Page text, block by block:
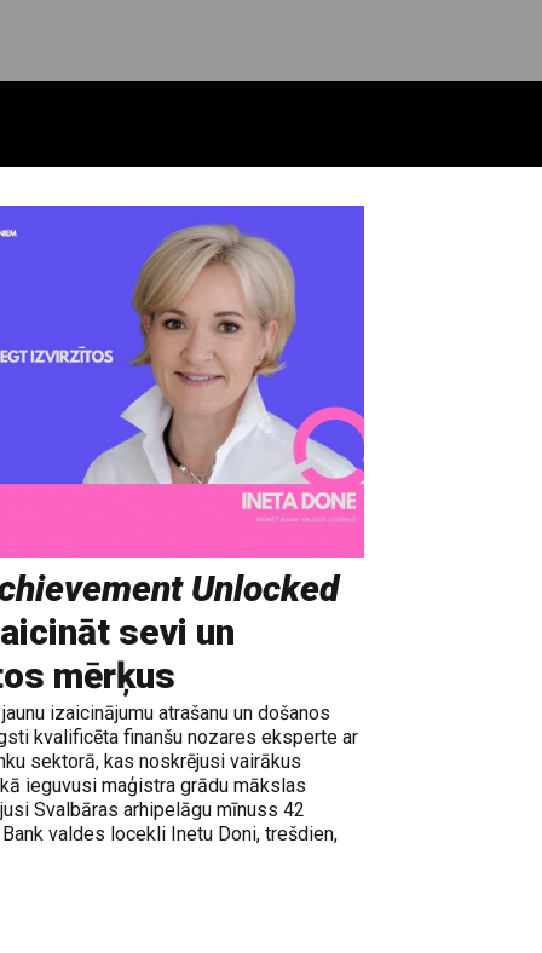
Unlocked
sevi un
mērķus
izaicinājumu atrašanu un došanos
kvalificēta finanšu nozares eksperte ar
sektorā, kas noskrējusi vairākus
ieguvusi maģistra grādu mākslas
Svalbāras arhipelāgu mīnuss 42
valdes locekli Inetu Doni, trešdien,